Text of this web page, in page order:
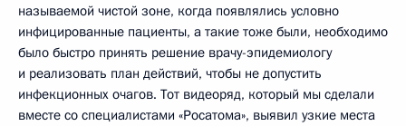
называемой чистой зоне, когда появлялись условно
инфицированные пациенты, а такие тоже были, необходимо
было быстро принять решение врачу-эпидемиологу
и реализовать план действий, чтобы не допустить
инфекционных очагов. Тот видеоряд, который мы сделали
вместе со специалистами «Росатома», выявил узкие места